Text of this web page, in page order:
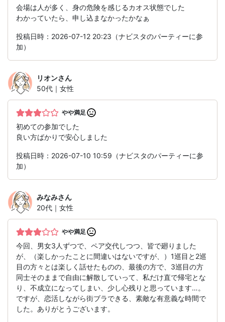
会場は人が多く、身の危険を感じるカオス状態でした
わかっていたら、申し込まなかったかなぁ
投稿日時：2026-07-12 20:23（ナビスタのパーティーに参
加）
リオンさん
50代｜女性
やや満足
初めての参加でした
良い方ばかりで安心しました
投稿日時：2026-07-10 10:59（ナビスタのパーティーに参
加）
みなみさん
20代｜女性
やや満足
今回、男女3人ずつで、ペア交代しつつ、皆で廻りました
が、（楽しかったことに間違いはないですが、）1巡目と2巡
目の方々とは楽しく話せたものの、最後の方で、3巡目の方
同士そのままで自由に解散していって、私だけ直で帰宅とな
り、不成立になってしまい、少し心残りと思っています…。
ですが、恋活しながら街ブラできる、素敵な有意義な時間で
した。ありがとうございます。